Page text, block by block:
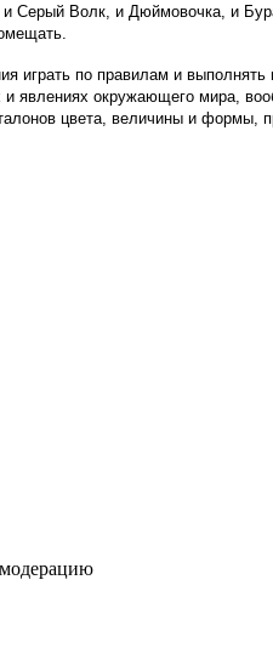
Серый Волк, и Дюймовочка, и
играть по правилам и
явлениях окружающего мира,
цвета, величины и формы,